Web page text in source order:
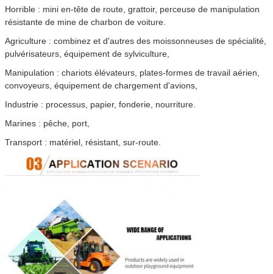
Horrible : mini en-tête de route, grattoir, perceuse de manipulation
résistante de mine de charbon de voiture.
Agriculture : combinez et d'autres des moissonneuses de spécialité,
pulvérisateurs, équipement de sylviculture,
Manipulation : chariots élévateurs, plates-formes de travail aérien,
convoyeurs, équipement de chargement d'avions,
Industrie : processus, papier, fonderie, nourriture.
Marines : pêche, port,
Transport : matériel, résistant, sur-route.